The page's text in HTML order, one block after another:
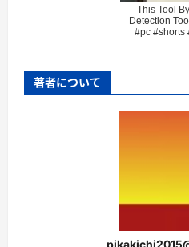
This Tool
Detection
#pc #shorts
著者について